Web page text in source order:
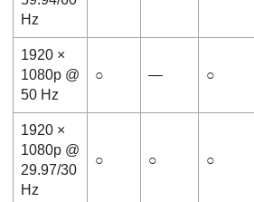
Hz
1920 ×
1080p @
50 Hz
○ ― ○
1920 ×
1080p @
29.97/30
Hz
○ ○ ○